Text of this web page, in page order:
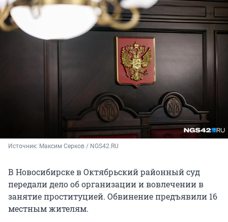
Источник: Максим Серков / NGS42.RU
В Новосибирске в Октябрьский районный суд
передали дело об организации и вовлечении в
занятие проституцией. Обвинение предъявили 16
местным жителям.